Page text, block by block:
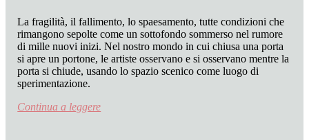
La fragilità, il fallimento, lo spaesamento, tutte condizioni che
rimangono sepolte come un sottofondo sommerso nel rumore
di mille nuovi inizi. Nel nostro mondo in cui chiusa una porta
si apre un portone, le artiste osservano e si osservano mentre la
porta si chiude, usando lo spazio scenico come luogo di
sperimentazione.
Continua a leggere